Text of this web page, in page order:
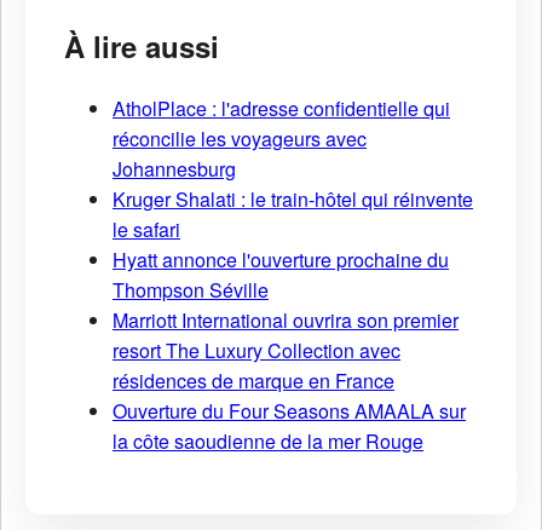
À lire aussi
AtholPlace : l'adresse confidentielle qui
réconcilie les voyageurs avec
Johannesburg
Kruger Shalati : le train-hôtel qui réinvente
le safari
Hyatt annonce l'ouverture prochaine du
Thompson Séville
Marriott International ouvrira son premier
resort The Luxury Collection avec
résidences de marque en France
Ouverture du Four Seasons AMAALA sur
la côte saoudienne de la mer Rouge